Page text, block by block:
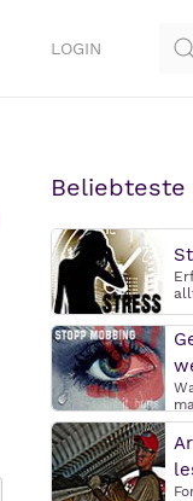
LOGIN
Beliebteste